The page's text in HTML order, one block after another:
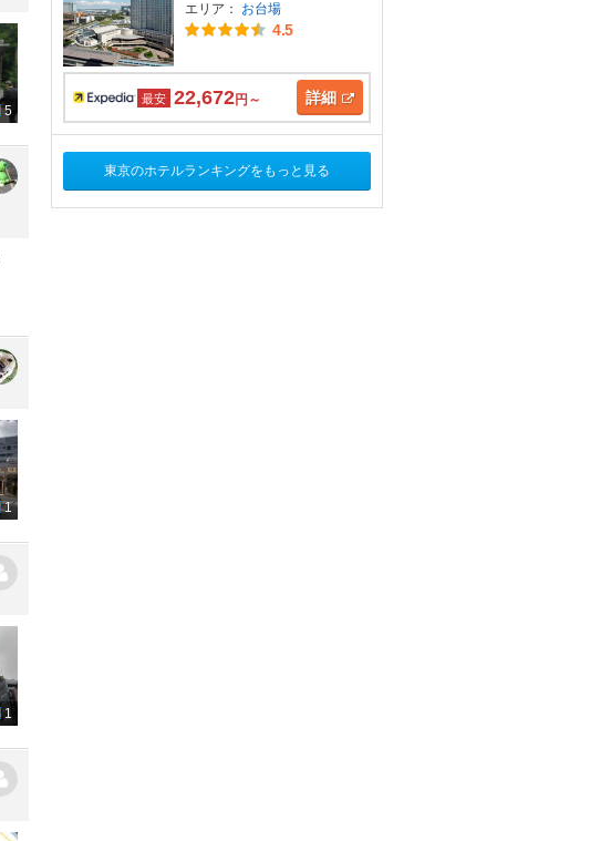
5
1
1
エリア： お台場
4.5
最安 22,672円～ 詳細
東京のホテルランキングをもっと見る